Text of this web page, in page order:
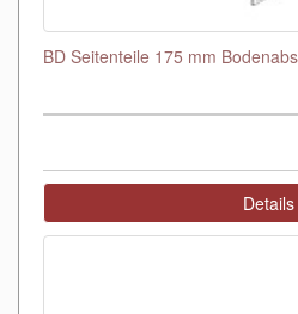
BD Seitenteile 175 mm
Details